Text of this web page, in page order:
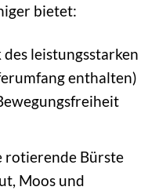
bietet:
des leistungsstarken
enthalten)
rotierende Bürste
Moos und